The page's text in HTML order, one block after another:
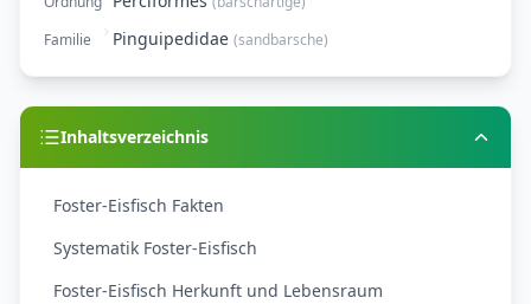
Familie
Pinguipedidae (sandbarsche)
Inhaltsverzeichnis
Foster-Eisfisch Fakten
Systematik Foster-Eisfisch
Foster-Eisfisch Herkunft und Lebensraum